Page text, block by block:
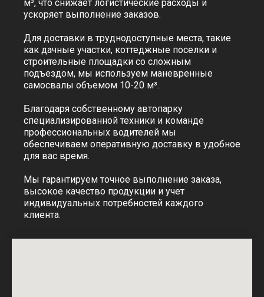
м³, что снижает логистические расходы и
ускоряет выполнение заказов.
Для доставки в труднодоступные места, такие
как дачные участки, коттеджные поселки и
строительные площадки со сложным
подъездом, мы используем маневренные
самосвалы объемом 10-20 м³.
Благодаря собственному автопарку
специализированной техники и команде
профессиональных водителей мы
обеспечиваем оперативную доставку в удобное
для вас время.
Мы гарантируем точное выполнение заказа,
высокое качество продукции и учет
индивидуальных потребностей каждого
клиента.
+7 (812) 982-80-82
многоканальный
отдел контроля качества
+7 (911) 130-45-45
Телефоны:
по вопросам
сотрудничества
отдел продаж
бухгалтерия:
g.anatolevna@td-psn.ru
b.badmaev@td-psn.ru
отдел контроля качества
Почта:
Офис
с 09:00 до 18:00
с 09:00 до 22:00
связь с менеджером
24/7 - круглосуточно
при централизованной
поставке материала
Режим работы: пн-пт
Сделать заказ сейчас